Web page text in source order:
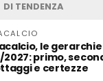
DI TENDENZA
le
2027: primo,
e certezze